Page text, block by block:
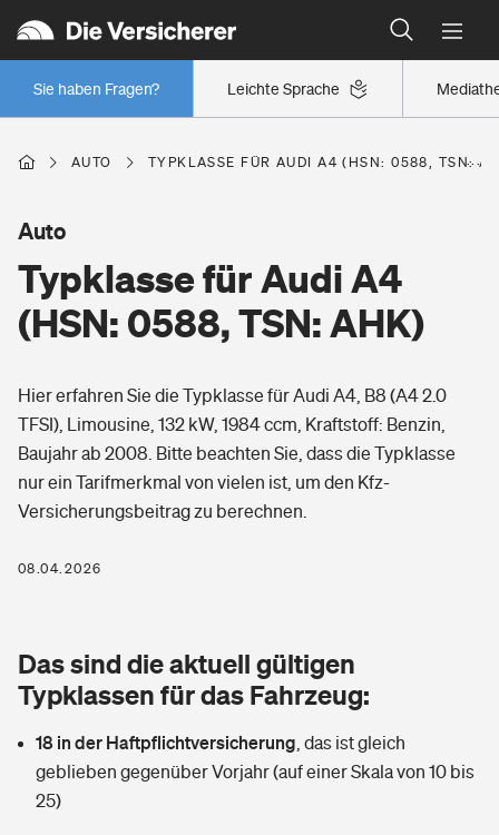
Leichte Sprache
Sie haben Fragen?
Wer versichert was: Jetzt Versicherer finden
Regionalklassen: So ist Ihre Region eingestuft
Wer versichert was: Jetzt Versicherer finden
Berufsunfähigkeitsversicherung
Erwerbsunfähigkeitsversicherung
Grundfähigkeitsversicherung
Arbeitsrechtsschutz
Berufshaftpflichtversicherung
Zur Übersicht
Tools
Wer versichert was: Jetzt Versicherer finden
Wohnen
Glasversicherung
Mietkautionsversicherung
Freizeit
Pri­vate Haft­pflicht­
Kinderunfall­ver­si­che­rung
Kinderinvalidität
Gesundheit
Private Krankenversicherung
Dread-Disease-Versicherung
Tierkrankenversicherung
Zur Übersicht
AUTO TYPKLASSE FÜR AUDI A4 (HSN: 0588, TSN:
Typklasse für Audi A4
(HSN: 0588, TSN: AHK)
Auto
Hier erfahren Sie die Typklasse für Audi A4, B8 (A4 2.0
TFSI), Limousine, 132 kW, 1984 ccm, Kraftstoff: Benzin,
Baujahr ab 2008. Bitte beachten Sie, dass die Typklasse
nur ein Tarifmerkmal von vielen ist, um den Kfz-
Versicherungsbeitrag zu berechnen.
08.04.2026
Das sind die aktuell gültigen
Typklassen für das Fahrzeug:
18 in der Haftpflichtversicherung das ist gleich
geblieben gegenüber Vorjahr (auf einer Skala von 10 bis
25)